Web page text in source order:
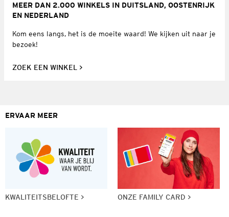
MEER DAN 2.000 WINKELS IN DUITSLAND, OOSTENRIJK
EN NEDERLAND
Kom eens langs, het is de moeite waard! We kijken uit naar je
bezoek!
ZOEK EEN WINKEL
ERVAAR MEER
KWALITEITSBELOFTE ONZE FAMILY CARD